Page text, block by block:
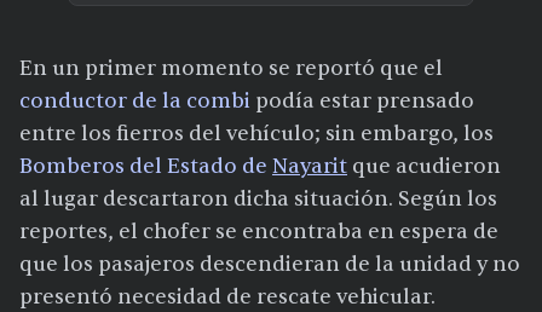
En un primer momento se reportó que el
conductor de la combi podía estar prensado
entre los fierros del vehículo; sin embargo, los
Bomberos del Estado de Nayarit que acudieron
al lugar descartaron dicha situación. Según los
reportes, el chofer se encontraba en espera de
que los pasajeros descendieran de la unidad y no
presentó necesidad de rescate vehicular.